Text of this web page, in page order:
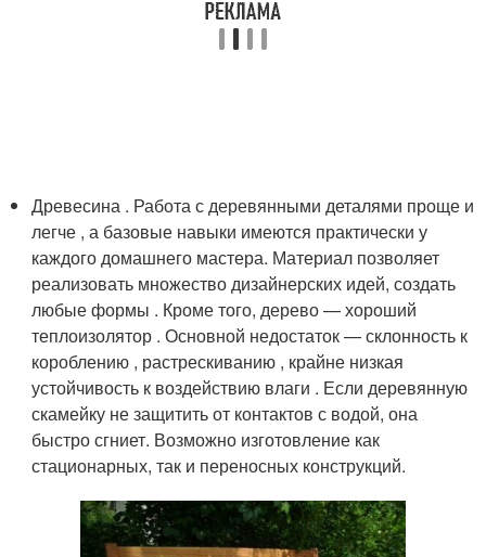
Древесина . Работа с деревянными деталями проще и
легче , а базовые навыки имеются практически у
каждого домашнего мастера. Материал позволяет
реализовать множество дизайнерских идей, создать
любые формы . Кроме того, дерево — хороший
теплоизолятор . Основной недостаток — склонность к
короблению , растрескиванию , крайне низкая
устойчивость к воздействию влаги . Если деревянную
скамейку не защитить от контактов с водой, она
быстро сгниет. Возможно изготовление как
стационарных, так и переносных конструкций.